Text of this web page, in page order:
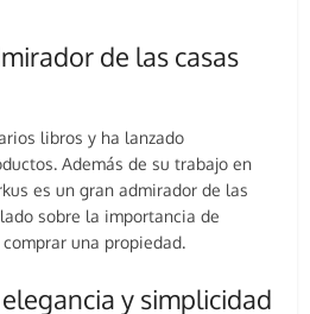
de las casas
libros y ha lanzado
Además de su trabajo en
es un gran admirador de las
sobre la importancia de
una propiedad.
y simplicidad